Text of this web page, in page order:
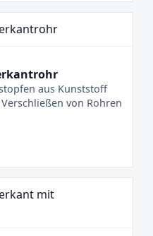
aus Kunststoff
von Rohren